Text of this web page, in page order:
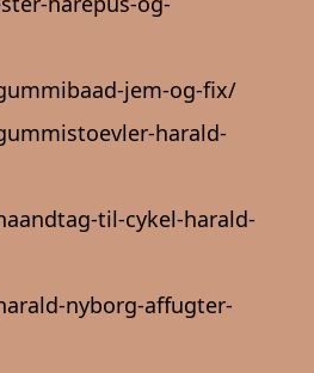
jem-og-fix/
harald-
til-cykel-harald-
nyborg-affugter-